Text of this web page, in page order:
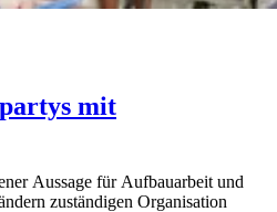
mit
Aussage für Aufbauarbeit und
zuständigen Organisation